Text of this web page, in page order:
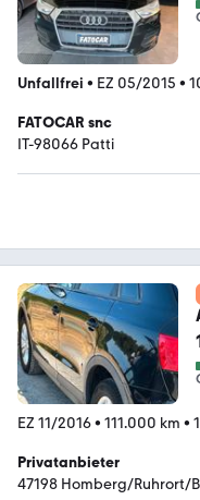
Unfallfrei • EZ 05/2015 •
FATOCAR snc
IT-98066 Patti
EZ 11/2016• 111.000 km •
Privatanbieter
47198 Homberg/Ruhrort/